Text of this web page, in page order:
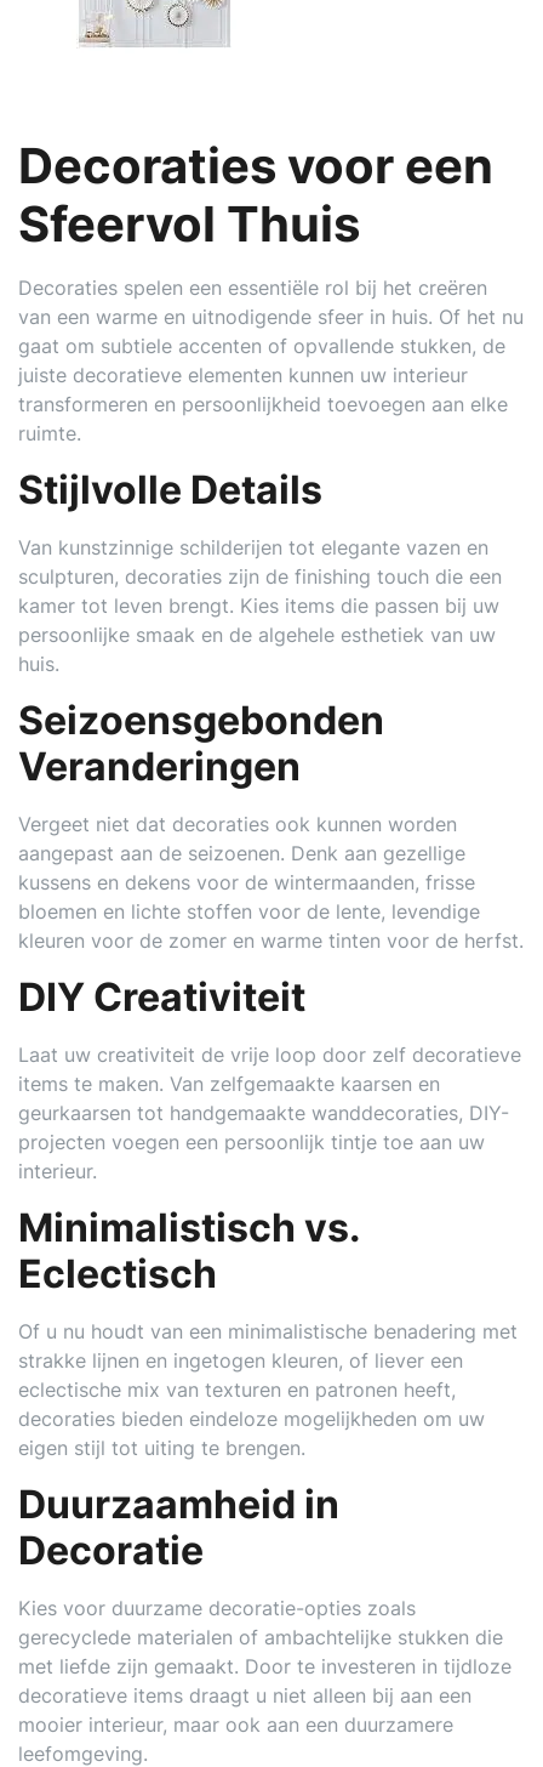
Decoraties voor een
Sfeervol Thuis
Decoraties spelen een essentiële rol bij het creëren
van een warme en uitnodigende sfeer in huis. Of het nu
gaat om subtiele accenten of opvallende stukken, de
juiste decoratieve elementen kunnen uw interieur
transformeren en persoonlijkheid toevoegen aan elke
ruimte.
Stijlvolle Details
Van kunstzinnige schilderijen tot elegante vazen en
sculpturen, decoraties zijn de finishing touch die een
kamer tot leven brengt. Kies items die passen bij uw
persoonlijke smaak en de algehele esthetiek van uw
huis.
Seizoensgebonden
Veranderingen
Vergeet niet dat decoraties ook kunnen worden
aangepast aan de seizoenen. Denk aan gezellige
kussens en dekens voor de wintermaanden, frisse
bloemen en lichte stoffen voor de lente, levendige
kleuren voor de zomer en warme tinten voor de herfst.
DIY Creativiteit
Laat uw creativiteit de vrije loop door zelf decoratieve
items te maken. Van zelfgemaakte kaarsen en
geurkaarsen tot handgemaakte wanddecoraties, DIY-
projecten voegen een persoonlijk tintje toe aan uw
interieur.
Minimalistisch vs.
Eclectisch
Of u nu houdt van een minimalistische benadering met
strakke lijnen en ingetogen kleuren, of liever een
eclectische mix van texturen en patronen heeft,
decoraties bieden eindeloze mogelijkheden om uw
eigen stijl tot uiting te brengen.
Duurzaamheid in
Decoratie
Kies voor duurzame decoratie-opties zoals
gerecyclede materialen of ambachtelijke stukken die
met liefde zijn gemaakt. Door te investeren in tijdloze
decoratieve items draagt u niet alleen bij aan een
mooier interieur, maar ook aan een duurzamere
leefomgeving.